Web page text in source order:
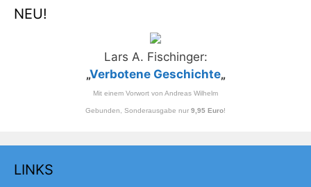
NEU!
Lars A. Fischinger:
„Verbotene Geschichte„
Mit einem Vorwort von Andreas Wilhelm
Gebunden, Sonderausgabe nur 9,95 Euro!
LINKS